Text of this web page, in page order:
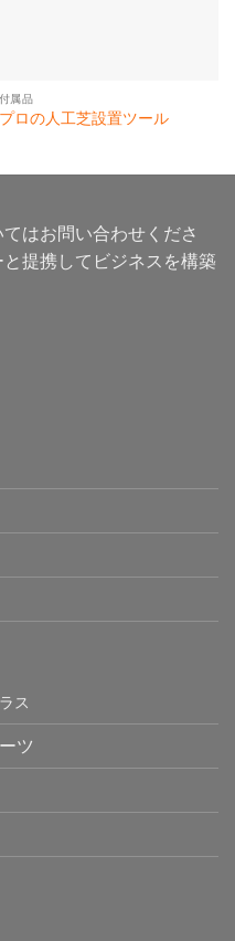
付属品
プロの人工芝設置ツール
はお問い合わせくださ
提携してビジネスを構築
ス
ツ